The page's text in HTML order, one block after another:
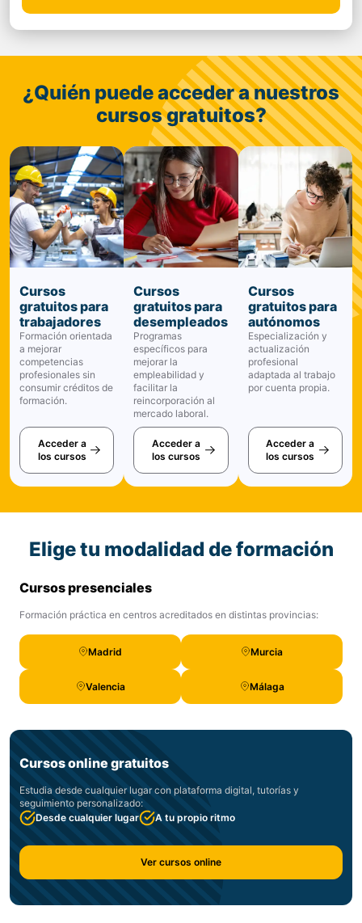
¿Quién puede acceder a nuestros
cursos gratuitos?
Cursos
gratuitos para
trabajadores
Formación orientada
a mejorar
competencias
profesionales sin
consumir créditos de
formación.
Acceder a
los cursos
Cursos
gratuitos para
desempleados
Programas
específicos para
mejorar la
empleabilidad y
facilitar la
reincorporación al
mercado laboral.
Acceder a
los cursos
Cursos
gratuitos para
autónomos
Especialización y
actualización
profesional
adaptada al trabajo
por cuenta propia.
Acceder a
los cursos
Elige tu modalidad de formación
Cursos presenciales
Formación práctica en centros acreditados en distintas provincias:
Madrid Murcia
Valencia Málaga
Cursos online gratuitos
Estudia desde cualquier lugar con plataforma digital, tutorías y
seguimiento personalizado:
Desde cualquier lugar
A tu propio ritmo
Ver cursos online